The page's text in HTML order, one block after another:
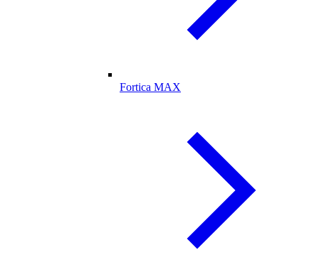
Fortica MAX